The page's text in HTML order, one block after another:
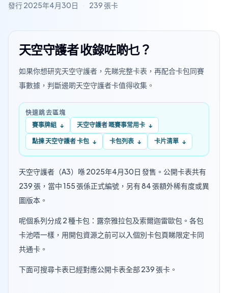
發行2025年4月30日 · 239 張卡
天空守護者 收錄咗啲乜？
如果你想研究天空守護者，先睇完整卡表，再配合卡包同賽
事數據，判斷邊啲天空守護者卡值得收集。
快速跳去區塊
賽事牌組 ↓ 天空守護者 嘅賽事常用卡 ↓
點揀 天空守護者 卡包 ↓ 卡包列表 ↓ 卡片清單 ↓
天空守護者（A3）喺 2025年4月30日 發售。公開卡表共有
239 張，當中 155 張係正式編號，另有 84 張額外稀有度或異
圖版本。
呢個系列分成 2 種卡包：露奈雅拉包及索爾迦雷歐包。各包
卡池唔一樣，用開包資源之前可以入個別卡包頁睇限定卡同
共通卡。
下面可搜尋卡表已經對應公開卡表全部 239 張卡。